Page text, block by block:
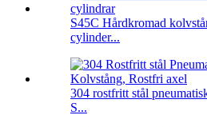
S45C Hårdkromad
cylinder...
304 rostfritt stål
S...